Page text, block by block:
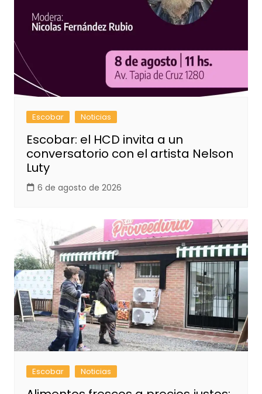
Escobar Noticias
Escobar: el HCD invita a un
conversatorio con el artista Nelson
Luty
6 de agosto de 2026
Escobar Noticias